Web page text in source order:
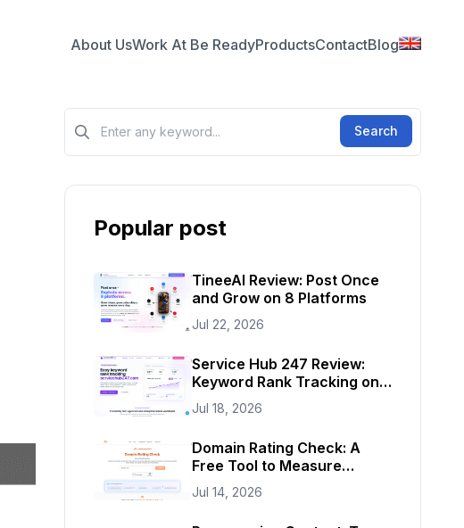
About UsWork At Be ReadyProductsContactBlog
Tìm kiếm?>
Search
Popular post
TineeAI Review: Post Once
and Grow on 8 Platforms
Jul 22, 2026
Service Hub 247 Review:
Keyword Rank Tracking on
Autopilot
Jul 18, 2026
Domain Rating Check: A
Free Tool to Measure
Website Authority
Jul 14, 2026